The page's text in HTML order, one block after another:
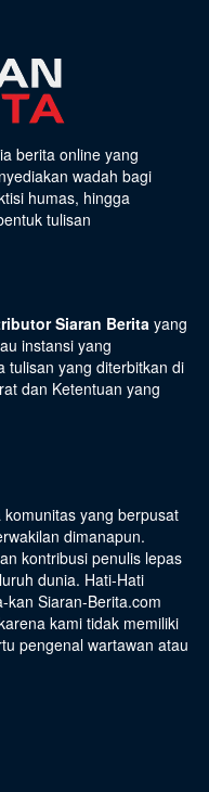
berita online yang
wadah bagi
humas, hingga
tulisan
Siaran Berita yang
instansi yang
tulisan yang diterbitkan di
dan Ketentuan yang
yang berpusat
dimanapun.
kontribusi penulis lepas
dunia. Hati-Hati
Siaran-Berita.com
kami tidak memiliki
pengenal wartawan atau